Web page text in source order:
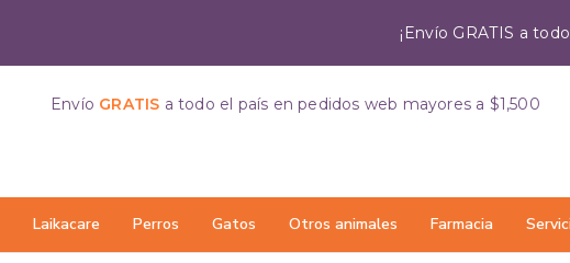
¡Envío GRATIS a
Laikacare Perros Gatos Otros animales Farmacia
Envío GRATIS a todo el país en pedidos web mayores a $1,500